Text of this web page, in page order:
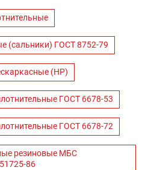
(сальники) ГОСТ 8752-79
(НР)
ГОСТ 6678-53
ГОСТ 6678-72
резиновые МБС
86